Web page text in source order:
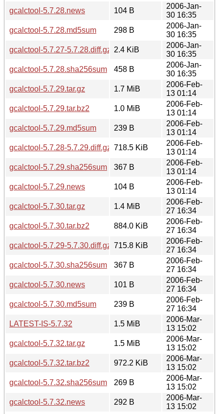
gcalctool-5.7.28.news
104 B
2006-Jan-
30 16:35
gcalctool-5.7.28.md5sum
298 B
2006-Jan-
30 16:35
gcalctool-5.7.27-5.7.28.diff.gz
2.4 KiB
2006-Jan-
30 16:35
gcalctool-5.7.28.sha256sum
458 B
2006-Jan-
30 16:35
gcalctool-5.7.29.tar.gz
1.7 MiB
2006-Feb-
13 01:14
gcalctool-5.7.29.tar.bz2
1.0 MiB
2006-Feb-
13 01:14
gcalctool-5.7.29.md5sum
239 B
2006-Feb-
13 01:14
gcalctool-5.7.28-5.7.29.diff.gz 718.5 KiB
2006-Feb-
13 01:14
gcalctool-5.7.29.sha256sum
367 B
2006-Feb-
13 01:14
gcalctool-5.7.29.news
104 B
2006-Feb-
13 01:14
gcalctool-5.7.30.tar.gz
1.4 MiB
2006-Feb-
27 16:34
gcalctool-5.7.30.tar.bz2
884.0 KiB
2006-Feb-
27 16:34
gcalctool-5.7.29-5.7.30.diff.gz 715.8 KiB
2006-Feb-
27 16:34
gcalctool-5.7.30.sha256sum
367 B
2006-Feb-
27 16:34
gcalctool-5.7.30.news
101 B
2006-Feb-
27 16:34
gcalctool-5.7.30.md5sum
239 B
2006-Feb-
27 16:34
LATEST-IS-5.7.32
1.5 MiB
2006-Mar-
13 15:02
gcalctool-5.7.32.tar.gz
1.5 MiB
2006-Mar-
13 15:02
gcalctool-5.7.32.tar.bz2
972.2 KiB
2006-Mar-
13 15:02
gcalctool-5.7.32.sha256sum
269 B
2006-Mar-
13 15:02
gcalctool-5.7.32.news
292 B
2006-Mar-
13 15:02